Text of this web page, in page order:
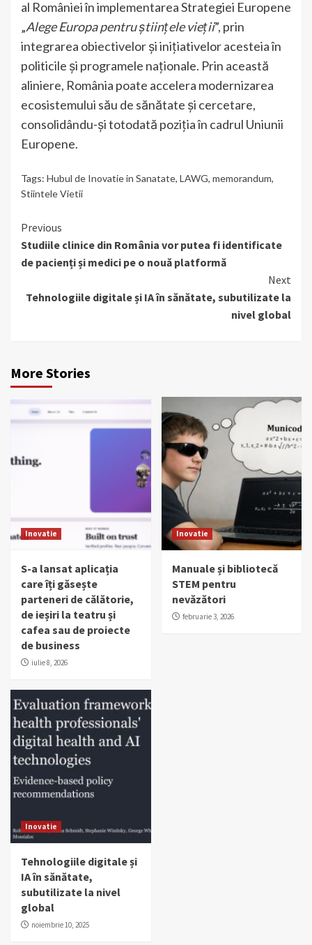
al României în implementarea Strategiei Europene
„Alege Europa pentru științele vieții”, prin
integrarea obiectivelor și inițiativelor acesteia în
politicile și programele naționale. Prin această
aliniere, România poate accelera modernizarea
ecosistemului său de sănătate și cercetare,
consolidându-și totodată poziția în cadrul Uniunii
Europene.
Tags: Hubul de Inovatie in Sanatate, LAWG, memorandum,
Stiintele Vietii
Continue
Reading
Previous
Studiile clinice din România vor putea fi identificate
de pacienți și medici pe o nouă platformă
Next
Tehnologiile digitale și IA în sănătate, subutilizate la
nivel global
More Stories
Inovatie
S-a lansat aplicația
care îți găsește
parteneri de călătorie,
de ieșiri la teatru și
cafea sau de proiecte
de business
iulie 8, 2026
Inovatie
Manuale și bibliotecă
STEM pentru
nevăzători
februarie 3, 2026
Inovatie
Tehnologiile digitale și
IA în sănătate,
subutilizate la nivel
global
noiembrie 10, 2025